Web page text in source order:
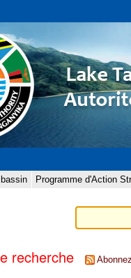
Programme d'Action
recherche